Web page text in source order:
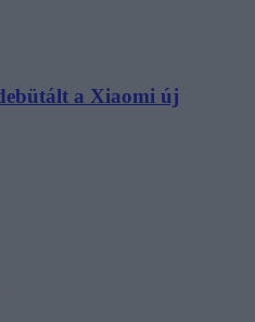
a Xiaomi új